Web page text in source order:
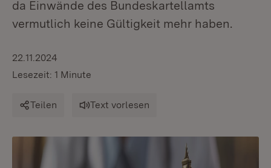
da Einwände des Bundeskartellamts
vermutlich keine Gültigkeit mehr haben.
22.11.2024
Lesezeit: 1 Minute
Teilen Text vorlesen